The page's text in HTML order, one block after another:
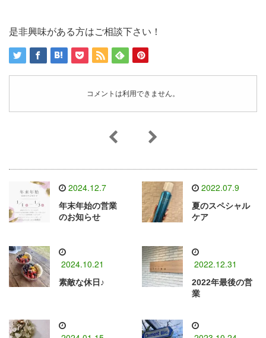
是非興味がある方はご相談下さい！
コメントは利用できません。
2024.12.7
年末年始の営業
のお知らせ
2022.07.9
夏のスペシャル
ケア
2024.10.21
素敵な休日♪
2022.12.31
2022年最後の営
業